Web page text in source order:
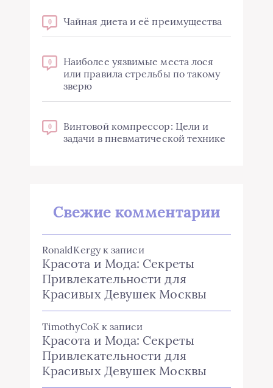
0 Чайная диета и её преимущества
0
Наиболее уязвимые места лося
или правила стрельбы по такому
зверю
0
Винтовой компрессор: Цели и
задачи в пневматической технике
Свежие комментарии
RonaldKergyк записи
Красота и Мода: Секреты
Привлекательности для
Красивых Девушек Москвы
TimothyCoK к записи
Красота и Мода: Секреты
Привлекательности для
Красивых Девушек Москвы